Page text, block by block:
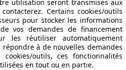
utilisation seront transmises aux
Certains cookies/outils
pour stocker les informations
vos demandes de financement
les réutiliser automatiquement
à de nouvelles demandes
outils, ces fonctionnalités
en tout ou en partie.